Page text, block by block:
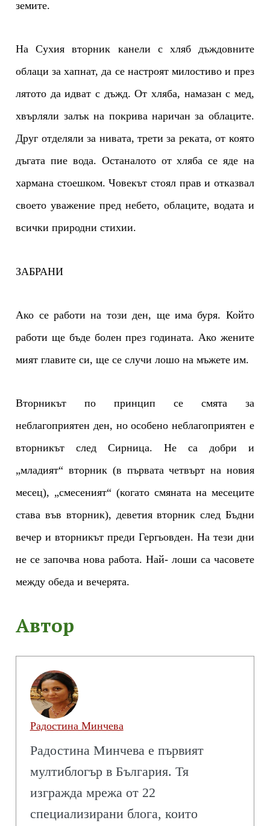
земите.
На Сухия вторник канели с хляб дъждовните
облаци за хапнат, да се настроят милостиво и през
лятото да идват с дъжд. От хляба, намазан с мед,
хвърляли залък на покрива наричан за облаците.
Друг отделяли за нивата, трети за реката, от която
дъгата пие вода. Останалото от хляба се яде на
хармана стоешком. Човекът стоял прав и отказвал
своето уважение пред небето, облаците, водата и
всички природни стихии.
ЗАБРАНИ
Ако се работи на този ден, ще има буря. Който
работи ще бъде болен през годината. Ако жените
мият главите си, ще се случи лошо на мъжете им.
Вторникът по принцип се смята за
неблагоприятен ден, но особено неблагоприятен е
вторникът след Сирница. Не са добри и
„младият“ вторник (в първата четвърт на новия
месец), „смесеният“ (когато смяната на месеците
става във вторник), деветия вторник след Бъдни
вечер и вторникът преди Гергьовден. На тези дни
не се започва нова работа. Най- лоши са часовете
между обеда и вечерята.
Автор
Радостина Минчева
Радостина Минчева е първият
мултиблогър в България. Тя
изгражда мрежа от 22
специализирани блога, които